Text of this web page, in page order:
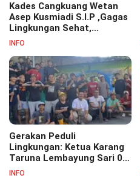
Kades Cangkuang Wetan
Asep Kusmiadi S.I.P ,Gagas
Lingkungan Sehat,
Bersihkan Saluran Air di RW
INFO
Gerakan Peduli
Lingkungan: Ketua Karang
Taruna Lembayung Sari 09
Irvan Permana Ajak
INFO